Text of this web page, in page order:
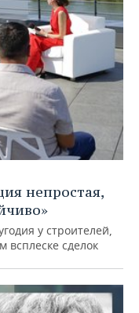
непростая,
у строителей,
всплеске сделок